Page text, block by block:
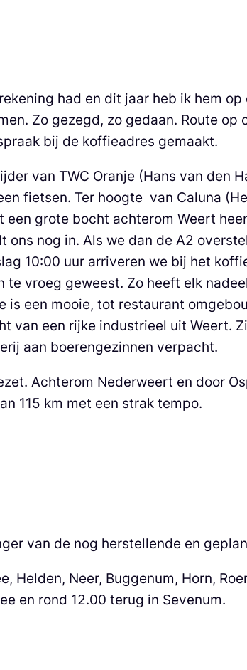
had en dit jaar heb ik hem
Zo gezegd, zo gedaan. Route
bij de koffieadres gemaakt.
van TWC Oranje (Hans van den
fietsen. Ter hoogte van Caluna
grote bocht achterom Weert
nog in. Als we dan de A2
10:00 uur arriveren we bij het
vroeg geweest. Zo heeft elk
een mooie, tot restaurant
van een rijke industrieel uit Weert.
aan boerengezinnen verpacht.
Achterom Nederweert en door
115 km met een strak tempo.
van de nog herstellende en
Neer, Buggenum, Horn,
en rond 12.00 terug in Sevenum.